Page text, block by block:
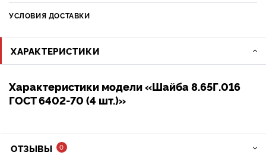
УСЛОВИЯ ДОСТАВКИ
ХАРАКТЕРИСТИКИ
Характеристики модели «Шайба 8.65Г.016
ГОСТ 6402-70 (4 шт.)»
ОТЗЫВЫ 0